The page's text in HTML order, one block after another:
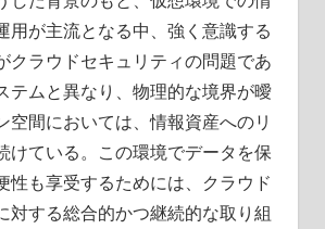
用が主流となる中、強く意識する
クラウドセキュリティの問題であ
テムと異なり、物理的な境界が曖
空間においては、情報資産へのリ
けている。この環境でデータを保
性も享受するためには、クラウド
対する総合的かつ継続的な取り組